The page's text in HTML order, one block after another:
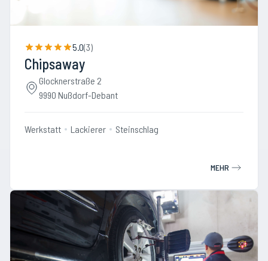
5.0(3)
Chipsaway
Glocknerstraße 2
9990 Nußdorf-Debant
Werkstatt Lackierer Steinschlag
MEHR